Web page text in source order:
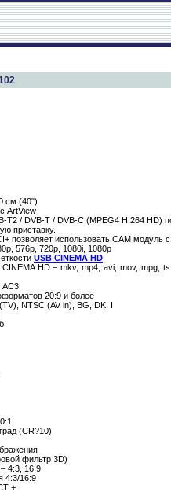
см (40")
ArtView
/ DVB-T / DVB-C (MPEG4 H.264 HD)
приставку.
позволяет использовать CAM
576p, 720p, 1080i, 1080p
USB CINEMA HD
HD – mkv, mp4, avi, mov, mpg,
AC3
20:9 и более
NTSC (AV in), BG, DK, I
(CR?10)
фильтр 3D)
4:3, 16:9
4:3/16:9
+